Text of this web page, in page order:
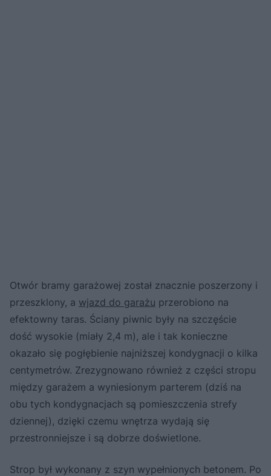
Otwór bramy garażowej został znacznie poszerzony i
przeszklony, a wjazd do garażu przerobiono na
efektowny taras. Ściany piwnic były na szczęście
dość wysokie (miały 2,4 m), ale i tak konieczne
okazało się pogłębienie najniższej kondygnacji o kilka
centymetrów. Zrezygnowano również z części stropu
między garażem a wyniesionym parterem (dziś na
obu tych kondygnacjach są pomieszczenia strefy
dziennej), dzięki czemu wnętrza wydają się
przestronniejsze i są dobrze doświetlone.
Strop był wykonany z szyn wypełnionych betonem. Po